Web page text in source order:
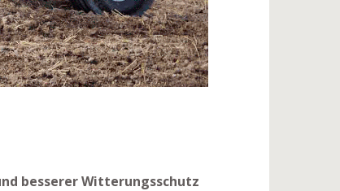
besserer Witterungsschutz